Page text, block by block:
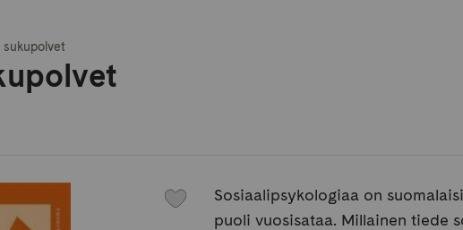
Sosiaalipsykologiaa on
puoli vuosisataa. Millainen tiede